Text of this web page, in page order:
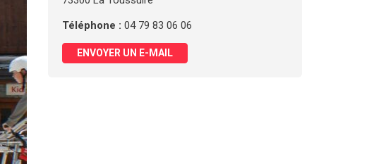
Téléphone : 04 79 83 06 06
ENVOYER UN E-MAIL